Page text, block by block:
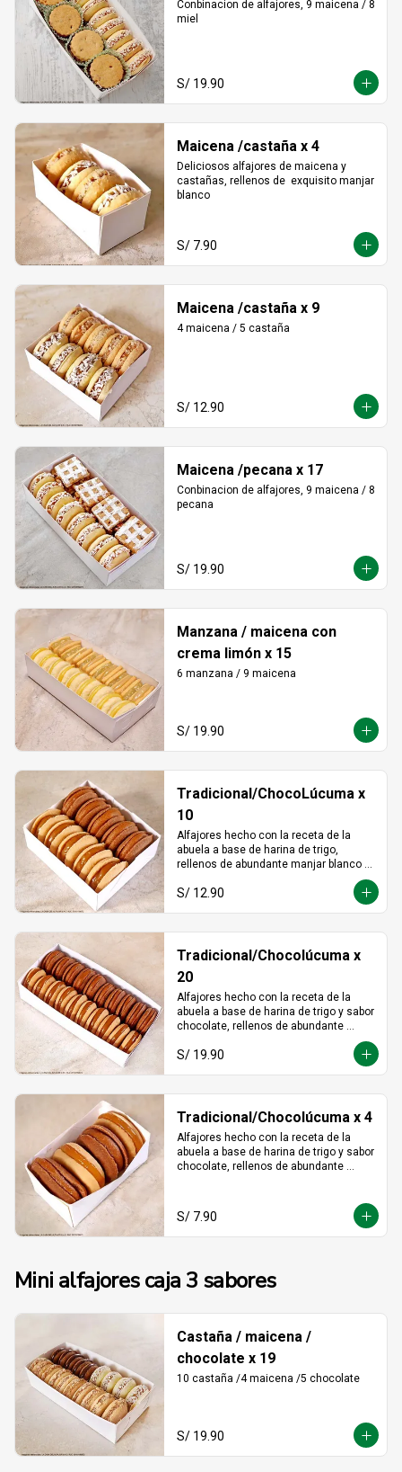
Conbinacion de alfajores, 9 maicena / 8
miel
S/ 19.90
Maicena /castaña x 4
Deliciosos alfajores de maicena y
castañas, rellenos de  exquisito manjar
blanco
S/ 7.90
Maicena /castaña x 9
4 maicena / 5 castaña
S/ 12.90
Maicena /pecana x 17
Conbinacion de alfajores, 9 maicena / 8
pecana
S/ 19.90
Manzana / maicena con
crema limón x 15
6 manzana / 9 maicena
S/ 19.90
Tradicional/ChocoLúcuma x
10
Alfajores hecho con la receta de la
abuela a base de harina de trigo,
rellenos de abundante manjar blanco
tradicional y manjar blanco de lúcuma
S/ 12.90
Tradicional/Chocolúcuma x
20
Alfajores hecho con la receta de la
abuela a base de harina de trigo y sabor
chocolate, rellenos de abundante
blanco de lúcuma
S/ 19.90
Tradicional/Chocolúcuma x 4
Alfajores hecho con la receta de la
abuela a base de harina de trigo y sabor
chocolate, rellenos de abundante
S/ 7.90
Mini alfajores caja 3 sabores
Castaña / maicena /
chocolate x 19
10 castaña /4 maicena /5 chocolate
S/ 19.90